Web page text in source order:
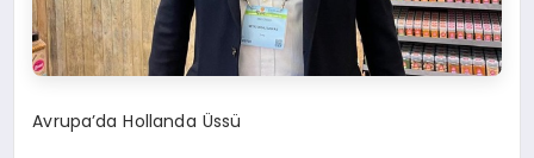
Avrupa’da Hollanda Üssü